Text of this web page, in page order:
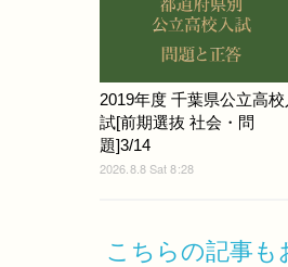
2019年度 千葉県公立高校
試[前期選抜 社会・問
題]3/14
2026.8.8 Sat 8:28
こちらの記事も